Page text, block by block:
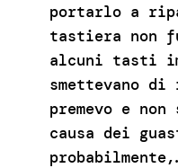
portarlo a
tastiera non
alcuni tasti
smettevano
premevo e
causa dei